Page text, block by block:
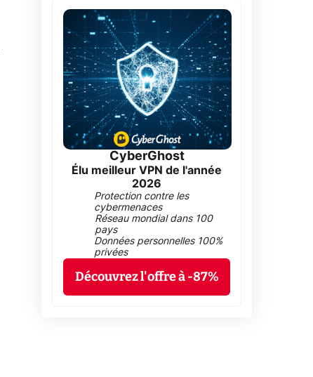
CyberGhost
Élu meilleur VPN de l'année
2026
Protection contre les
cybermenaces
Réseau mondial dans 100
pays
Données personnelles 100%
privées
Découvrez l'offre à -87%